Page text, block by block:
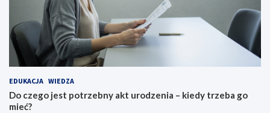
EDUKACJA WIEDZA
Do czego jest potrzebny akt urodzenia – kiedy trzeba go
mieć?